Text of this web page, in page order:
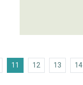
十頁
11 12 13 14